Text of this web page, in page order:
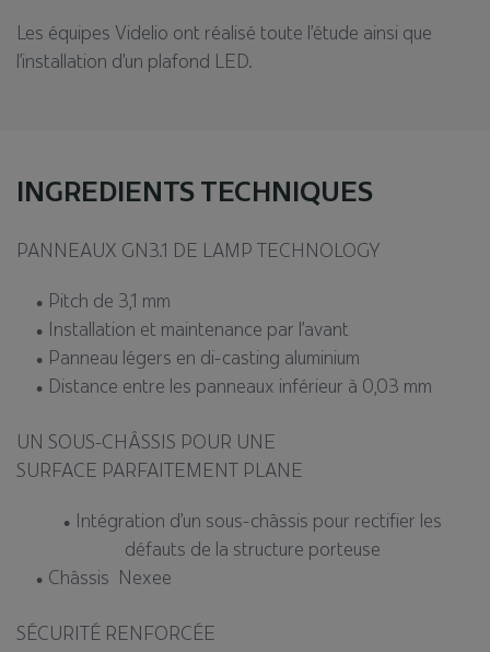
Les équipes Videlio ont réalisé toute l’étude ainsi que
l’installation d’un plafond LED.
INGREDIENTS TECHNIQUES
PANNEAUX GN3.1 DE LAMP TECHNOLOGY​
Pitch de 3,1 mm​
Installation et maintenance par l’avant​
Panneau légers en di-casting aluminium ​
Distance entre les panneaux inférieur à 0,03 mm
UN SOUS-CHÂSSIS POUR UNE
SURFACE PARFAITEMENT PLANE​
Intégration d’un sous-châssis pour rectifier les
défauts de la structure porteuse​
Châssis Nexee​
SÉCURITÉ RENFORCÉE​